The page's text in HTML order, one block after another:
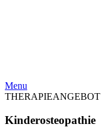
Menu
THERAPIEANGEBOT
Kinderosteopathie